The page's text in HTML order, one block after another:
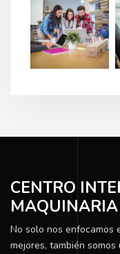
CENTRO
MAQUINARIA
No solo nos enfocamos
mejores, también